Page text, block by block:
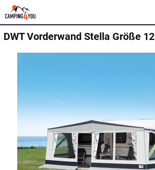
DWT Vorderwand Stella Größe 12